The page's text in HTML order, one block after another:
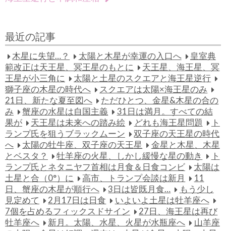
最近の記事
木星に失望…？ 太陽と木星が幸運の入口へ
皇室典
範改正は天王星、冥王星のもとに
天王星、海王星、冥
王星が小三角に
太陽と土星のスクエアと海王星逆行
獅子座の木星の時代へ
スクエアは太陽×海王星のみ
21日、新たな夏至図へ
ただひとつ、金星&木星の合の
み
蟹座の水星は自国主義
31日は満月。すべての結
果が
天王星は未来への踏み絵 どれも海王星問題
ト
ランプ氏を狙うブラックムーン
双子座の天王星の時代
へ
太陽の牡牛座、双子座の天王星
金星と木星、木星
とベスタ？
牡羊座の火星、しかし緩慢な星の動き
ト
ランプ氏とネタニヤフ首相は月食＆日食コンビ
太陽は
土星と合（0°）に
高市、トランプ会談は新月
11
日、蟹座の木星が順行へ
3日は皆既月食…
もう少し
見定めて
2月17日は日食
いよいよ土星は牡羊座へ
7個を占めるフィックスドサイン
27日、海王星は再び
牡羊座へ
新月。太陽、水星、火星が水瓶座へ
山羊座